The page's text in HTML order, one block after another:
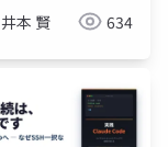
井本 賢 634